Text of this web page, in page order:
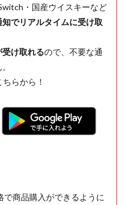
・国産ウイスキーなど
でリアルタイムに受け取
け取れるので、不要な通
らから！
商品購入ができるように